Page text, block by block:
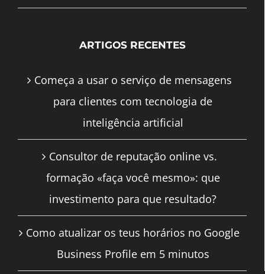
ARTIGOS RECENTES
Começa a usar o serviço de mensagens
para clientes com tecnologia de
inteligência artificial
Consultor de reputação online vs.
formação «faça você mesmo»: que
investimento para que resultado?
Como atualizar os teus horários no Google
Business Profile em 5 minutos